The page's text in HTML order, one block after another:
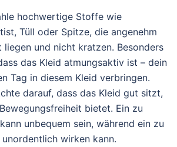
hochwertige Stoffe wie
Tüll oder Spitze, die angenehm
liegen und nicht kratzen. Besonders
das Kleid atmungsaktiv ist – dein
Tag in diesem Kleid verbringen.
darauf, dass das Kleid gut sitzt,
bietet. Ein zu
unbequem sein, während ein zu
wirken kann.